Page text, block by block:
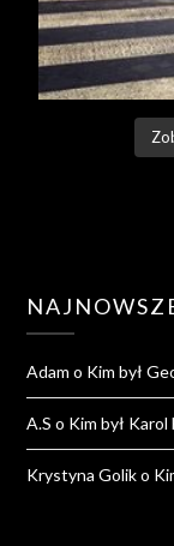
Adam o Kim był
A.S o Kim był Karol
Krystyna Goliko